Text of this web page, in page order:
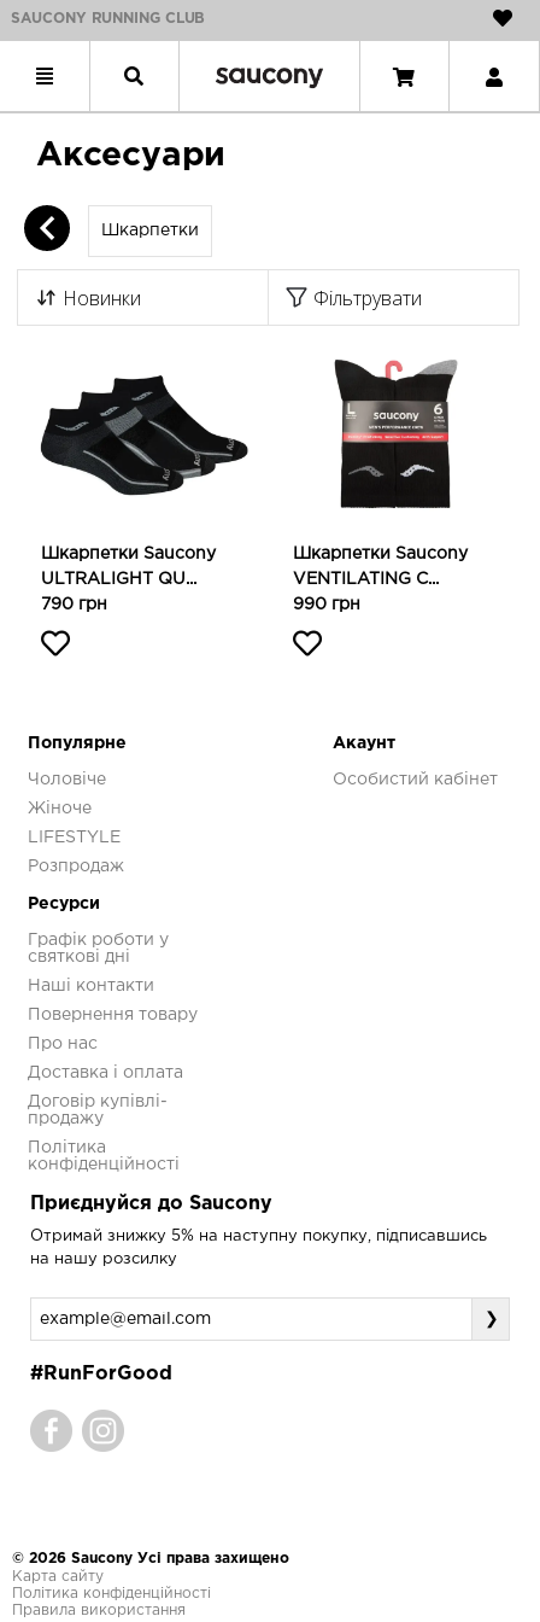
SAUCONY RUNNING CLUB
Аксесуари
Шкарпетки
Новинки Фільтрувати
Шкарпетки Saucony
ULTRALIGHT QU...
790 грн
Шкарпетки Saucony
VENTILATING C...
990 грн
Популярне
Чоловіче
Жіноче
LIFESTYLE
Розпродаж
Акаунт
Особистий кабінет
Ресурси
Графік роботи у
святкові дні
Наші контакти
Повернення товару
Про нас
Доставка і оплата
Договір купівлі-
продажу
Політика
конфіденційності
Приєднуйся до Saucony
Отримай знижку 5% на наступну покупку, підписавшись
на нашу розсилку
❯
#RunForGood
© 2026 Saucony Усі права захищено
Карта сайту
Політика конфіденційності
Правила використання